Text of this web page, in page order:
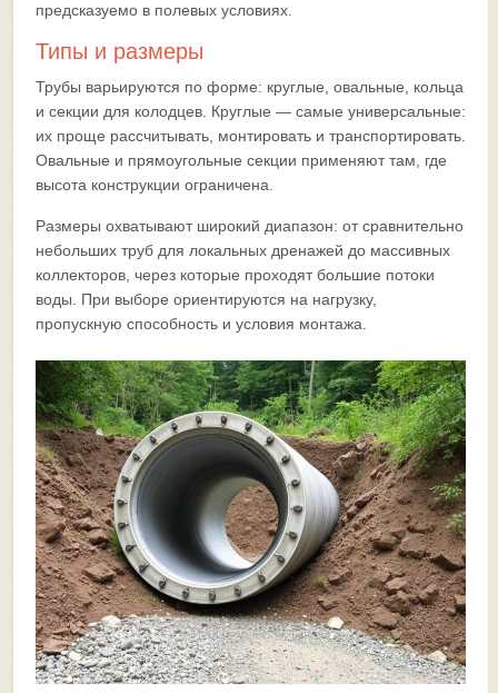
предсказуемо в полевых условиях.
Типы и размеры
Трубы варьируются по форме: круглые, овальные, кольца
и секции для колодцев. Круглые — самые универсальные:
их проще рассчитывать, монтировать и транспортировать.
Овальные и прямоугольные секции применяют там, где
высота конструкции ограничена.
Размеры охватывают широкий диапазон: от сравнительно
небольших труб для локальных дренажей до массивных
коллекторов, через которые проходят большие потоки
воды. При выборе ориентируются на нагрузку,
пропускную способность и условия монтажа.